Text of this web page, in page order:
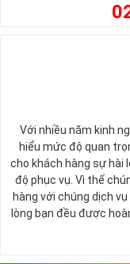
Theo quan niệm phong
Số 2 tượng trưng cho
trời. Sự cân bằng này
nhiều may mắn trong
Số 2 còn biểu trưng
mọi vấn đề. Số 2 giúp
những hướng giải
0
Với nhiều năm kinh
hiểu mức độ quan
cho khách hàng sự hài
độ phục vụ. Vì thế
hàng với chúng dịch
lòng bạn đều được